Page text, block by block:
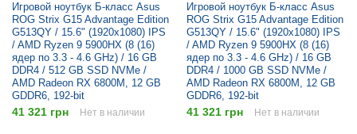
Игровой ноутбук Б-класс Asus
ROG Strix G15 Advantage Edition
G513QY / 15.6" (1920x1080) IPS
/ AMD Ryzen 9 5900HX (8 (16)
ядер по 3.3 - 4.6 GHz) / 16 GB
DDR4 / 512 GB SSD NVMe /
AMD Radeon RX 6800M, 12 GB
GDDR6, 192-bit
41 321 грн Нет в наличии
Игровой ноутбук Б-класс Asus
ROG Strix G15 Advantage Edition
G513QY / 15.6" (1920x1080) IPS
/ AMD Ryzen 9 5900HX (8 (16)
ядер по 3.3 - 4.6 GHz) / 16 GB
DDR4 / 1000 GB SSD NVMe /
AMD Radeon RX 6800M, 12 GB
GDDR6, 192-bit
41 321 грн Нет в наличии